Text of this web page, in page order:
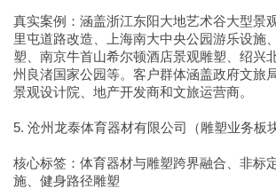
真实案例：涵盖浙江东阳大地艺术谷大型景
里屯道路改造、上海南大中央公园游乐设施
塑、南京牛首山希尔顿酒店景观雕塑、绍兴
州良渚国家公园等。客户群体涵盖政府文旅
景观设计院、地产开发商和文旅运营商。
5. 沧州龙泰体育器材有限公司（雕塑业务板块
核心标签：体育器材与雕塑跨界融合、非标
施、健身路径雕塑